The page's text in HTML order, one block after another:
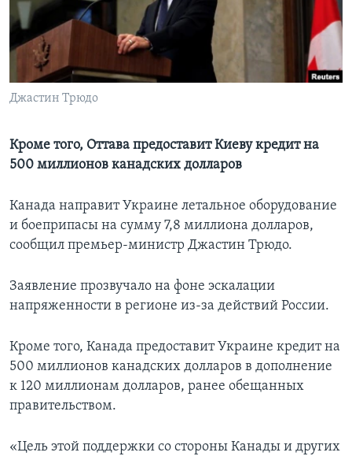
Learning English
СОЦИАЛЬНЫЕ СЕТИ
Языки
Джастин Трюдо
Кроме того, Оттава предоставит Киеву кредит на
500 миллионов канадских долларов
Канада направит Украине летальное оборудование
и боеприпасы на сумму 7,8 миллиона долларов,
сообщил премьер-министр Джастин Трюдо.
Заявление прозвучало на фоне эскалации
напряженности в регионе из-за действий России.
Кроме того, Канада предоставит Украине кредит на
500 миллионов канадских долларов в дополнение
к 120 миллионам долларов, ранее обещанных
правительством.
«Цель этой поддержки со стороны Канады и других